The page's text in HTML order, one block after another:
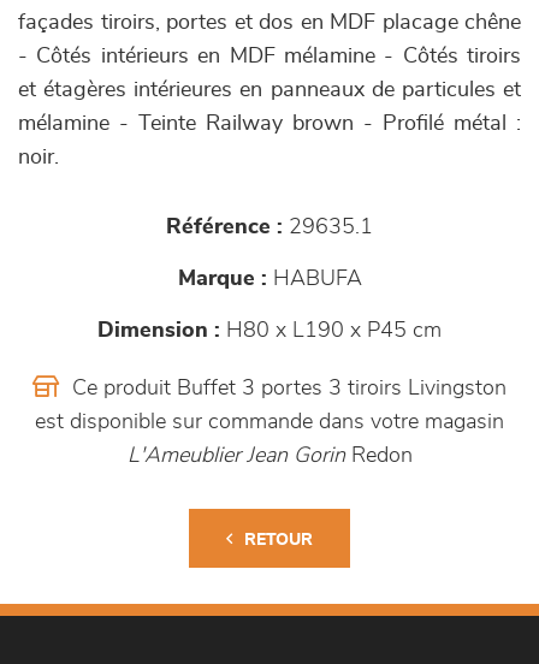
façades tiroirs, portes et dos en MDF placage chêne
- Côtés intérieurs en MDF mélamine - Côtés tiroirs
et étagères intérieures en panneaux de particules et
mélamine - Teinte Railway brown - Profilé métal :
noir.
Référence : 29635.1
Marque : HABUFA
Dimension : H80 x L190 x P45 cm
Ce produit Buffet 3 portes 3 tiroirs Livingston
est disponible sur commande dans votre magasin
L'Ameublier Jean GorinRedon
RETOUR